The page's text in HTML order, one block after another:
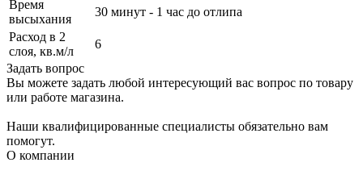
Время
высыхания
30 минут - 1 час до отлипа
Расход в 2
слоя, кв.м/л
6
Задать вопрос
Вы можете задать любой интересующий вас вопрос по товару
или работе магазина.
Наши квалифицированные специалисты обязательно вам
помогут.
О компании